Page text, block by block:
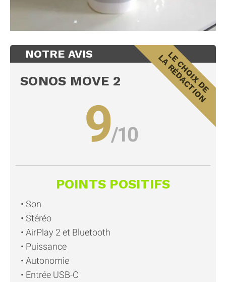
NOTRE AVIS
SONOS MOVE 2
9
POINTS POSITIFS
Son
Stéréo
AirPlay 2 et Bluetooth
Puissance
Autonomie
Entrée USB-C